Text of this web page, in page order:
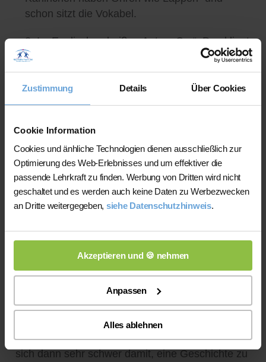
Zustimmung Details Über Cookies
Cookie Information
Cookies und änhliche Technologien dienen ausschließlich zur
Optimierung des Web-Erlebnisses und um effektiver die
passende Lehrkraft zu finden. Werbung von Dritten wird nicht
geschaltet und es werden auch keine Daten zu Werbezwecken
an Dritte weitergegeben, siehe Datenschutzhinweis.
Akzeptieren und 🍪 nehmen
Anpassen
Alles ablehnen
schon sitzt die Vokabel.
2. Im Englischen heißen Autos „Car“. Das klingt
schwer nach Karre. Jetzt noch der Satz „In
Amerika fahren sie mit riesigen Karren durch
die Gegend“ und auch diese Vokabel ist im
Kernspeicher verankert.
Finden von ähnlich klingenden Wörtern
beschäftigt man sich automatisch mehr mit der
Vokabel und kann sie schon deshalb besser
verinnerlichen.
5. Text-Umwandlungen
Kreatives Schreiben gehört in vielen
Deutschstunden zum Stundenplan. Zur
Grundbedingung gehört es, dass dabei die
Themenvorgabe häufig unglaublich frei ist –
„schreibe eine spannende Geschichte, die im
Mittelalter spielt“. Viele Kinder und ihre Eltern tun
sich dann sehr schwer damit, eine Geschichte zu